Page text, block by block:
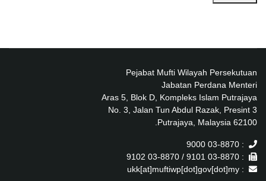
Pejabat Mufti Wilayah Persekutuan
Jabatan Perdana Menteri
Aras 5, Blok D, Kompleks Islam Putrajaya
No. 3, Jalan Tun Abdul Razak, Presint 3
62100 Putrajaya, Malaysia.
: 03-8870 9000
: 03-8870 9101 / 03-8870 9102
: ukk[at]muftiwp[dot]gov[dot]my